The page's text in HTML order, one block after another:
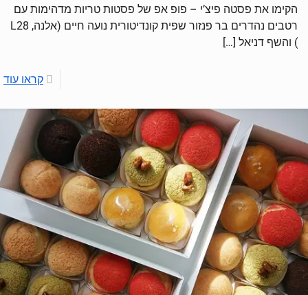
הקימו את פסטה פיצ’י – פופ אפ של פסטות טריות מדהימות עם
רטבים נהדרים בר פנזור שפית קונדיטורית נועה חיים (אלנה, L28
) והשף דניאל […]
קראו עוד